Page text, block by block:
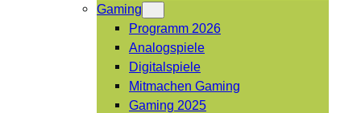
Gaming
Programm 2026
Analogspiele
Digitalspiele
Mitmachen Gaming
Gaming 2025